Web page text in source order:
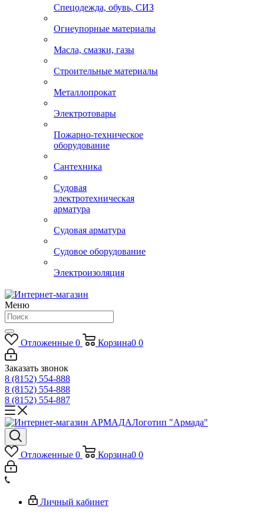
Спецодежда, обувь, СИЗ
Огнеупорные материалы
Масла, смазки, газы
Строительные материалы
Металлопрокат
Электротовары
Пожарно-техническое
оборудование
Сантехника
Судовая
электротехническая
арматура
Судовая арматура
Судовое оборудование
Электроизоляция
Меню
Отложенные 0 Корзина0 0
Заказать звонок
8 (8152) 554-888
8 (8152) 554-888
8 (8152) 554-887
Логотип "Армада"
Отложенные 0 Корзина0 0
Личный кабинет